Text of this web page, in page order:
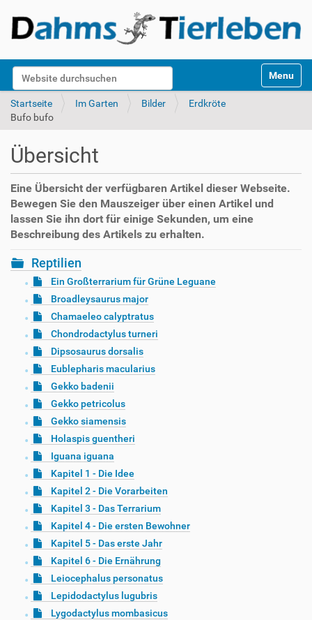
Website durchsuchen
k
Toggle
Startseite Im Garten Bilder
Erdkröte
Bufo bufo
Übersicht
Eine Übersicht der verfügbaren Artikel dieser Webseite.
Bewegen Sie den Mauszeiger über einen Artikel und
lassen Sie ihn dort für einige Sekunden, um eine
Beschreibung des Artikels zu erhalten.
Reptilien
Ein Großterrarium für Grüne Leguane
Broadleysaurus major
Chamaeleo calyptratus
Chondrodactylus turneri
Dipsosaurus dorsalis
Eublepharis macularius
Gekko badenii
Gekko petricolus
Gekko siamensis
Holaspis guentheri
Iguana iguana
Kapitel 1 - Die Idee
Kapitel 2 - Die Vorarbeiten
Kapitel 3 - Das Terrarium
Kapitel 4 - Die ersten Bewohner
Kapitel 5 - Das erste Jahr
Kapitel 6 - Die Ernährung
Leiocephalus personatus
Lepidodactylus lugubris
Lygodactylus mombasicus